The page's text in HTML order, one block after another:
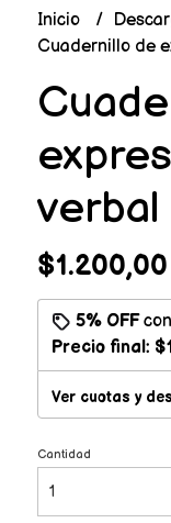
Inicio
Cuadernillo de
verbal
$1.200,00
5% OFFcon
Precio final:
Ver cuotas y
Cantidad